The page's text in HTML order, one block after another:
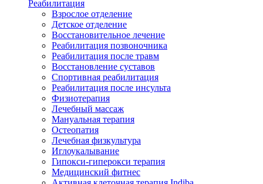
Реабилитация
Взрослое отделение
Детское отделение
Восстановительное лечение
Реабилитация позвоночника
Реабилитация после травм
Восстановление суставов
Спортивная реабилитация
Реабилитация после инсульта
Физиотерапия
Лечебный массаж
Мануальная терапия
Остеопатия
Лечебная физкультура
Иглоукалывание
Гипокси-гиперокси терапия
Медицинский фитнес